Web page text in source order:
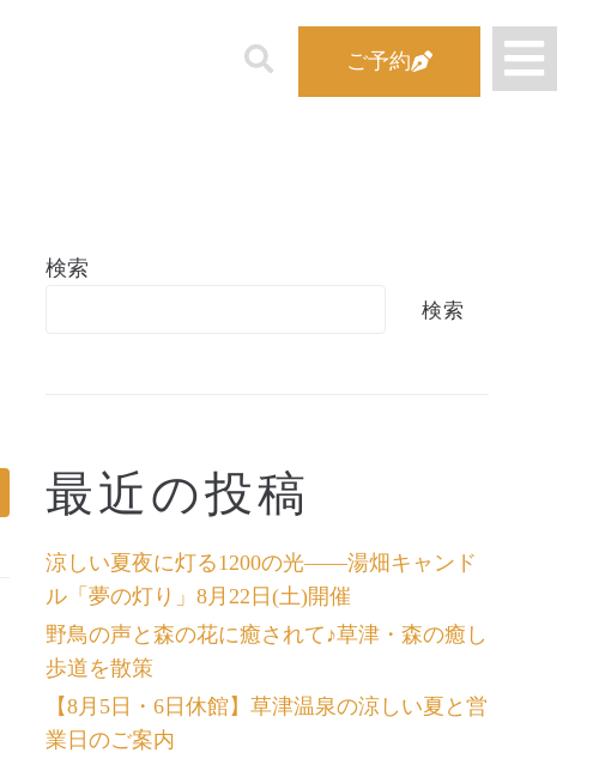
ご予約
検索
検索
最近の投稿
涼しい夏夜に灯る1200の光――湯畑キャンド
ル「夢の灯り」8月22日(土)開催
野鳥の声と森の花に癒されて♪草津・森の癒し
歩道を散策
【8月5日・6日休館】草津温泉の涼しい夏と営
業日のご案内